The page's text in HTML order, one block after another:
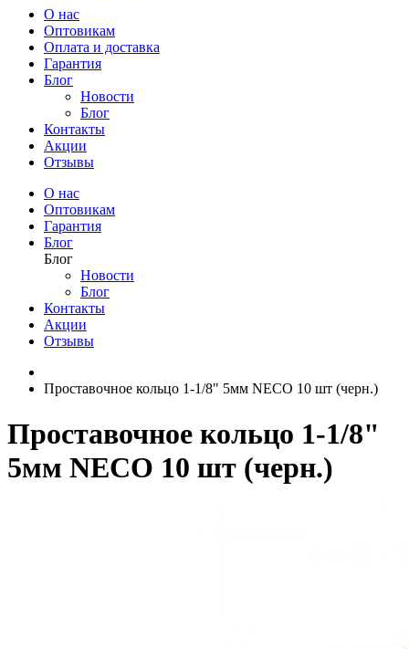
О нас
Оптовикам
Оплата и доставка
Гарантия
Блог
Новости
Блог
Контакты
Акции
Отзывы
О нас
Оптовикам
Гарантия
Блог
Блог
Новости
Блог
Контакты
Акции
Отзывы
Проставочное кольцо 1-1/8" 5мм NECO 10 шт (черн.)
Проставочное кольцо 1-1/8"
5мм NECO 10 шт (черн.)